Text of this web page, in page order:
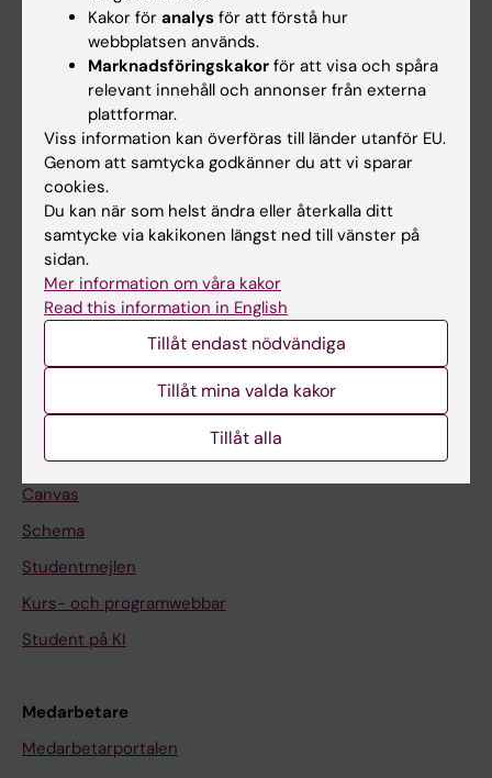
Huvudmeny
Utbildning
Forskarutbildning
Forskning
Om KI
På gång
Nyheter
Kalender
Student
Ladok
Canvas
Schema
Studentmejlen
Kurs- och programwebbar
Student på KI
Medarbetare
Medarbetarportalen
Kakor för analys för att förstå hur
webbplatsen används.
Marknadsföringskakor för att visa och spåra
relevant innehåll och annonser från externa
plattformar.
Viss information kan överföras till länder utanför EU.
Genom att samtycka godkänner du att vi sparar
cookies.
Du kan när som helst ändra eller återkalla ditt
samtycke via kakikonen längst ned till vänster på
sidan.
Mer information om våra kakor
Read this information in English
Tillåt endast nödvändiga
Tillåt mina valda kakor
Tillåt alla